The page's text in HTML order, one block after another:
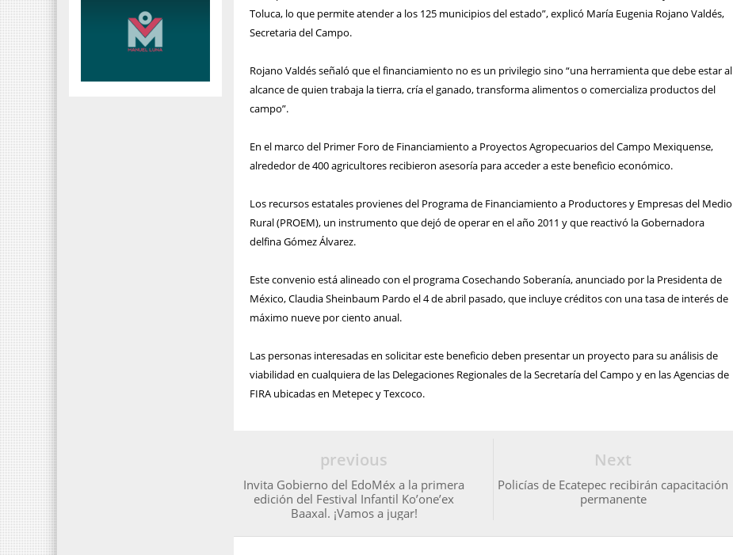
Toluca, lo que permite atender a los 125 municipios del estado”, explicó María Eugenia Rojano Valdés,
Secretaria del Campo.
Rojano Valdés señaló que el financiamiento no es un privilegio sino “una herramienta que debe estar al
alcance de quien trabaja la tierra, cría el ganado, transforma alimentos o comercializa productos del
campo”.
En el marco del Primer Foro de Financiamiento a Proyectos Agropecuarios del Campo Mexiquense,
alrededor de 400 agricultores recibieron asesoría para acceder a este beneficio económico.
Los recursos estatales provienes del Programa de Financiamiento a Productores y Empresas del Medio
Rural (PROEM), un instrumento que dejó de operar en el año 2011 y que reactivó la Gobernadora
delfina Gómez Álvarez.
Este convenio está alineado con el programa Cosechando Soberanía, anunciado por la Presidenta de
México, Claudia Sheinbaum Pardo el 4 de abril pasado, que incluye créditos con una tasa de interés de
máximo nueve por ciento anual.
Las personas interesadas en solicitar este beneficio deben presentar un proyecto para su análisis de
viabilidad en cualquiera de las Delegaciones Regionales de la Secretaría del Campo y en las Agencias de
FIRA ubicadas en Metepec y Texcoco.
Next
Policías de Ecatepec recibirán capacitación
permanente
previous
Invita Gobierno del EdoMéx a la primera
edición del Festival Infantil Ko’one’ex
Baaxal. ¡Vamos a jugar!